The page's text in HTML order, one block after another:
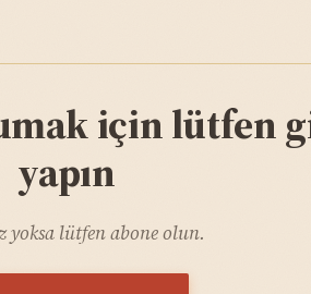
için lütfen
yapın
yoksa lütfen abone olun.